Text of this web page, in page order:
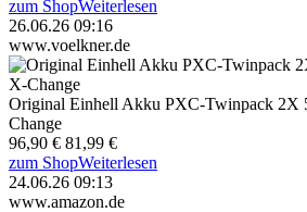
zum ShopWeiterlesen
26.06.26 09:16
www.voelkner.de
Original Einhell Akku PXC-Twinpack 2X
Change
96,90 € 81,99 €
zum ShopWeiterlesen
24.06.26 09:13
www.amazon.de